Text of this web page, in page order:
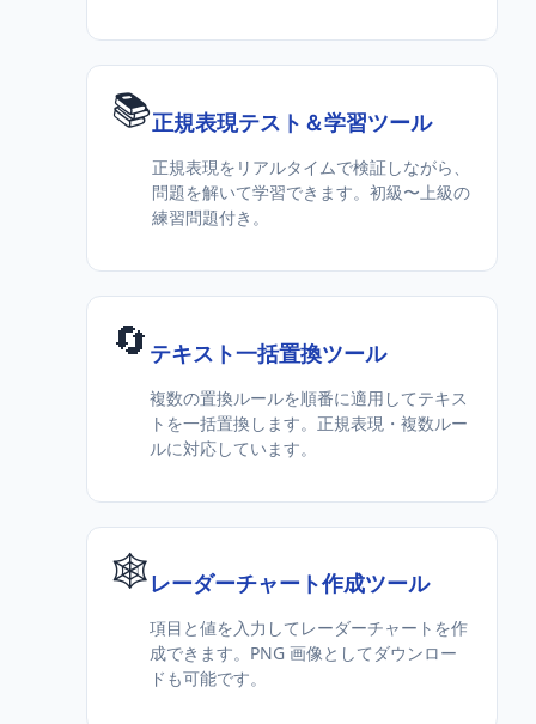
📚正規表現テスト＆学習ツール
正規表現をリアルタイムで検証しながら、
問題を解いて学習できます。初級〜上級の
練習問題付き。
🔄 テキスト一括置換ツール
複数の置換ルールを順番に適用してテキス
トを一括置換します。正規表現・複数ルー
ルに対応しています。
🕸️レーダーチャート作成ツール
項目と値を入力してレーダーチャートを作
成できます。PNG 画像としてダウンロー
ドも可能です。